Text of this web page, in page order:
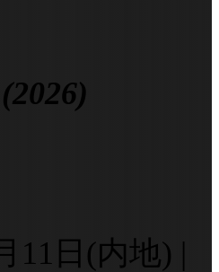
(2026)
11日(内地) |